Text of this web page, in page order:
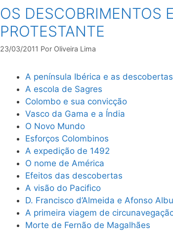
OS DESCOBRIMENTOS
PROTESTANTE
23/03/2011 Por Oliveira Lima
A península Ibérica e as descobertas
A escola de Sagres
Colombo e sua convicção
Vasco da Gama e a Índia
O Novo Mundo
Esforços Colombinos
A expedição de 1492
O nome de América
Efeitos das descobertas
A visão do Pacifico
D. Francisco d’Almeida e Afonso
A primeira viagem de
Morte de Fernão de Magalhães